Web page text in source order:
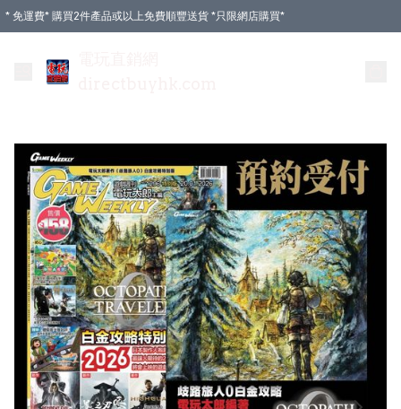
* 免運費* 購買2件產品或以上免費順豐送貨 *只限網店購買*